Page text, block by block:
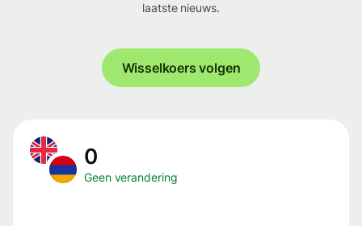
laatste nieuws.
Wisselkoers volgen
0
Geen verandering